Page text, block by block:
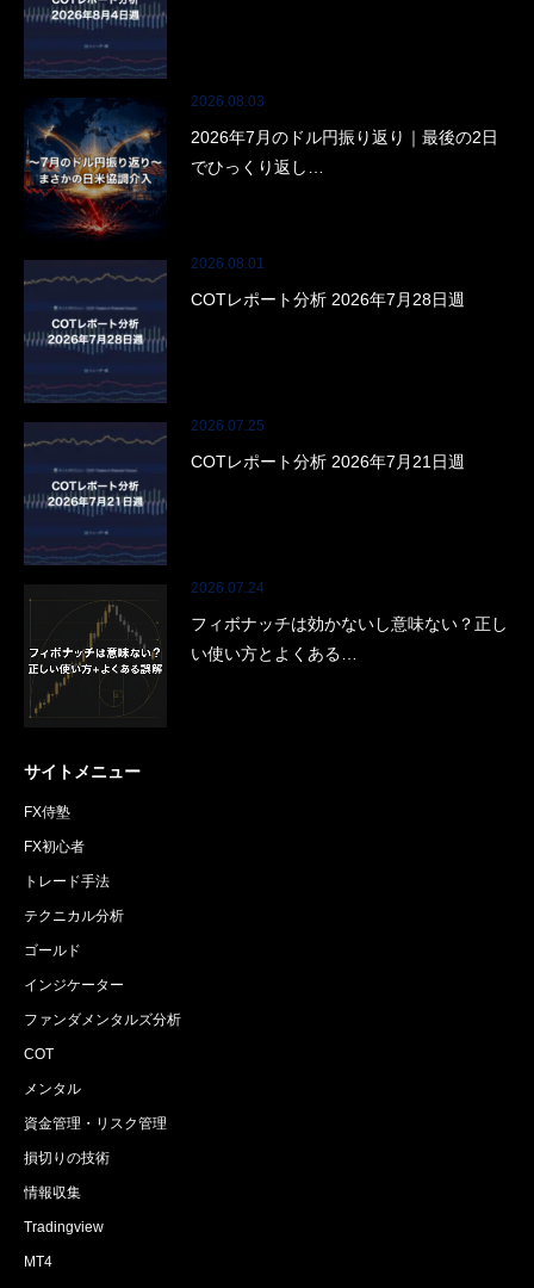
2026.08.03
2026年7月のドル円振り返り｜最後の2日
でひっくり返し…
2026.08.01
COTレポート分析 2026年7月28日週
2026.07.25
COTレポート分析 2026年7月21日週
2026.07.24
フィボナッチは効かないし意味ない？正し
い使い方とよくある…
サイトメニュー
FX侍塾
FX初心者
トレード手法
テクニカル分析
ゴールド
インジケーター
ファンダメンタルズ分析
COT
メンタル
資金管理・リスク管理
損切りの技術
情報収集
Tradingview
MT4